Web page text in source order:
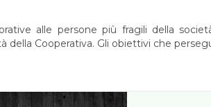
alle persone più fragili della
Cooperativa. Gli obiettivi che